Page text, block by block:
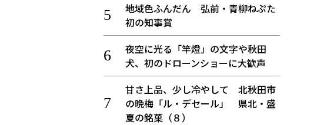
地域色ふんだん 弘前・青柳ねぷた
初の知事賞
夜空に光る「竿燈」の文字や秋田
犬、初のドローンショーに大歓声
甘さ上品、少し冷やして 北秋田市
の晩梅「ル・デセール」 県北・盛
夏の銘菓（８）